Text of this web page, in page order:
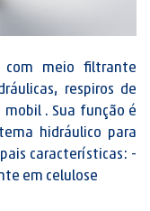
com meio filtrante
respiros de
. Sua função é
hidráulico para
características: -
em celulose